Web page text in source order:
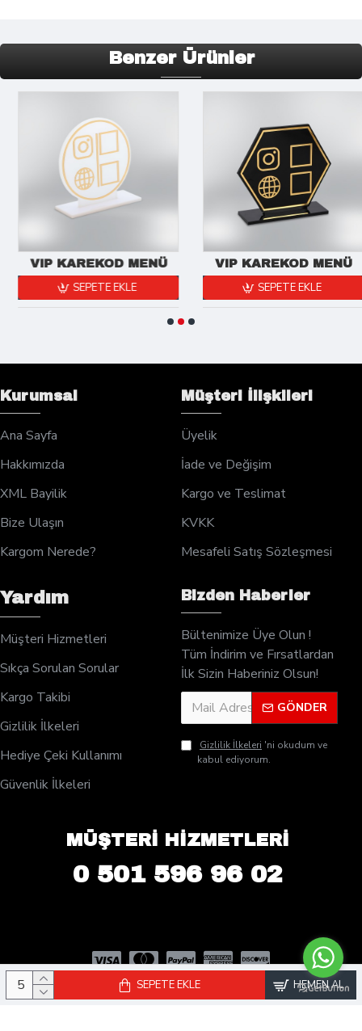
SEPETE EKLE HEMEN AL
Benzer Ürünler
VIP KAREKOD MENÜ
SEPETE EKLE
VIP KAREKOD MENÜ
SEPETE EKLE
Kurumsal
Ana Sayfa
Hakkımızda
XML Bayilik
Bize Ulaşın
Kargom Nerede?
Müşteri İlişkileri
Üyelik
İade ve Değişim
Kargo ve Teslimat
KVKK
Mesafeli Satış Sözleşmesi
Yardım
Müşteri Hizmetleri
Sıkça Sorulan Sorular
Kargo Takibi
Gizlilik İlkeleri
Hediye Çeki Kullanımı
Güvenlik İlkeleri
Bizden Haberler
Bültenimize Üye Olun !
Tüm İndirim ve Fırsatlardan
İlk Sizin Haberiniz Olsun!
GÖNDER
Gizlilik İlkeleri 'ni okudum ve
kabul ediyorum.
MÜŞTERİ HİZMETLERİ
0 501 596 96 02